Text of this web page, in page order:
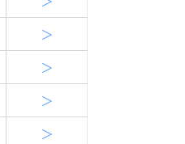
＞
＞
＞
＞